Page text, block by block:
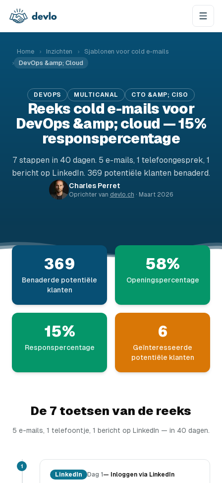
Home › Inzichten ›
Sjablonen voor cold e-mails
›
DevOps &amp; Cloud
DEVOPS MULTICANAL CTO &AMP; CISO
Reeks cold e-mails voor
DevOps &amp; cloud — 15%
responspercentage
7 stappen in 40 dagen. 5 e-mails, 1 telefoongesprek, 1
bericht op LinkedIn. 369 potentiële klanten benaderd.
Charles Perret
Oprichter van devlo.ch · Maart 2026
369
Benaderde potentiële
klanten
58%
Openingspercentage
15%
Responspercentage
6
Geïnteresseerde
potentiële klanten
De 7 toetsen van de reeks
5 e-mails, 1 telefoontje, 1 bericht op LinkedIn — in 40 dagen.
1
LinkedIn Dag 1 — Inloggen via LinkedIn